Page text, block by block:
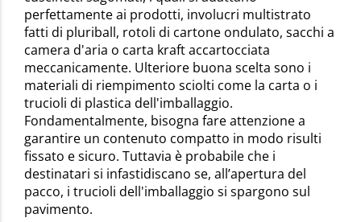
perfettamente ai prodotti, involucri multistrato
fatti di pluriball, rotoli di cartone ondulato, sacchi a
camera d'aria o carta kraft accartocciata
meccanicamente. Ulteriore buona scelta sono i
materiali di riempimento sciolti come la carta o i
trucioli di plastica dell'imballaggio.
Fondamentalmente, bisogna fare attenzione a
garantire un contenuto compatto in modo risulti
fissato e sicuro. Tuttavia è probabile che i
destinatari si infastidiscano se, all’apertura del
pacco, i trucioli dell'imballaggio si spargono sul
pavimento.